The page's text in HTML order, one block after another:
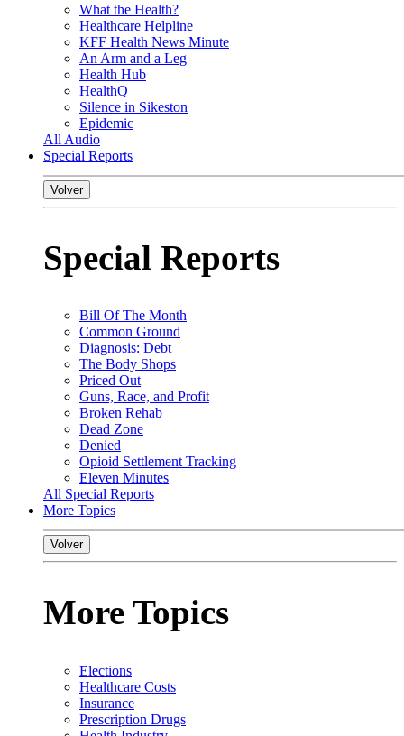
What the Health?
Healthcare Helpline
KFF Health News Minute
An Arm and a Leg
Health Hub
HealthQ
Silence in Sikeston
Epidemic
All Audio
Special Reports
Volver
Special Reports
Bill Of The Month
Common Ground
Diagnosis: Debt
The Body Shops
Priced Out
Guns, Race, and Profit
Broken Rehab
Dead Zone
Denied
Opioid Settlement Tracking
Eleven Minutes
All Special Reports
More Topics
Volver
More Topics
Elections
Healthcare Costs
Insurance
Prescription Drugs